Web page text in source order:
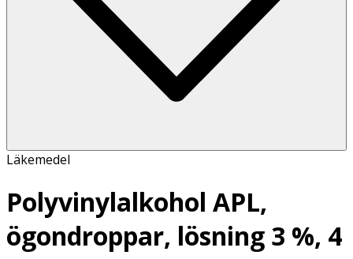
Läkemedel
Polyvinylalkohol APL,
ögondroppar, lösning 3 %, 4